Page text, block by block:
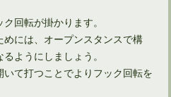
非とその効果について
ムをゴルフスイングに生かす
回転が掛かります。
には、オープンスタンスで構
ようにしましょう。
て打つことでよりフック回転を